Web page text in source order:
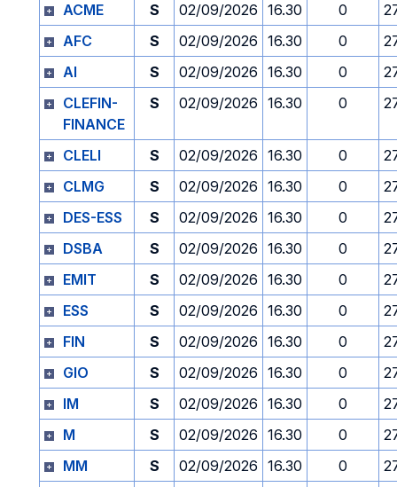
ACME
S 02/09/2026 16.30 0
AFC
S 02/09/2026 16.30 0
AI
S 02/09/2026 16.30 0
CLEFIN-
FINANCE
S 02/09/2026 16.30 0
CLELI S 02/09/2026 16.30 0
CLMG
S 02/09/2026 16.30 0
DES-ESS
S 02/09/2026 16.30 0
DSBA
S 02/09/2026 16.30 0
EMIT
S 02/09/2026 16.30 0
ESS
S 02/09/2026 16.30 0
FIN
S 02/09/2026 16.30 0
GIO
S 02/09/2026 16.30 0
IM
S 02/09/2026 16.30 0
M
S 02/09/2026 16.30 0
MM
S 02/09/2026 16.30 0